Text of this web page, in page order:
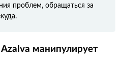
проблем, обращаться за
манипулирует